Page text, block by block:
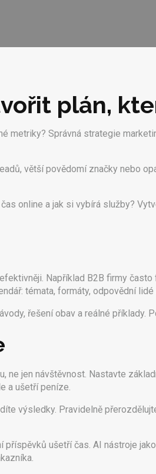
plán,
metriky? Správná strategie
větší povědomí značky nebo
online a jak si vybírá služby?
Například B2B firmy často
témata, formáty, odpovědní
řešení obav a reálné příklady.
jen návštěvnost. Nastavte
a ušetří peníze.
výsledky. Pravidelně
ušetří čas. AI nástroje